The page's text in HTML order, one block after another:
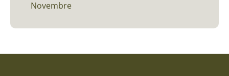
Novembre